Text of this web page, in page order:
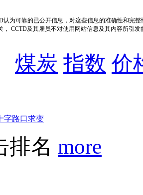
认为可靠的已公开信息，对这些信息的准确性和完
， CCTD及其雇员不对使用网站信息及其内容所引
煤炭 指数 价
字路口求变
排名 more